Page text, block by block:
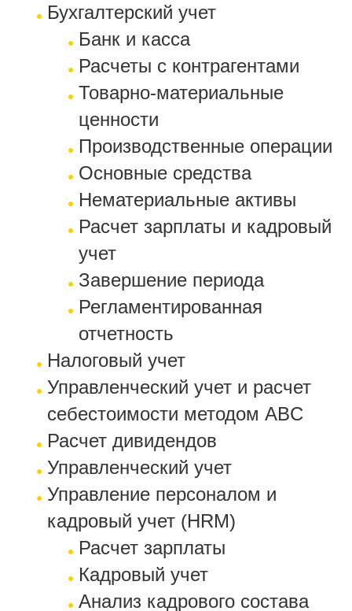
Бухгалтерский учет
Банк и касса
Расчеты с контрагентами
Товарно-материальные
ценности
Производственные операции
Основные средства
Нематериальные активы
Расчет зарплаты и кадровый
учет
Завершение периода
Регламентированная
отчетность
Налоговый учет
Управленческий учет и расчет
себестоимости методом ABC
Расчет дивидендов
Управленческий учет
Управление персоналом и
кадровый учет (HRM)
Расчет зарплаты
Кадровый учет
Анализ кадрового состава